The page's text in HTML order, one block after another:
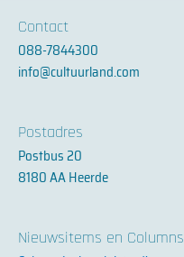
Contact
088-7844300
info@cultuurland.com
Postadres
Postbus 20
8180 AA Heerde
Nieuwsitems en Columns